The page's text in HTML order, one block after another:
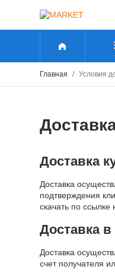
Главная Условия
Доставка
Доставка
подтверждения
скачать по ссылке
Доставка
Доставка
счет получателя